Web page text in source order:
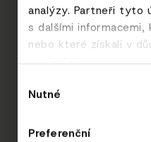
analýzy. Partneři tyto
s dalšími
nebo které získali v
jejich služby.
souhlasu
Nutné
Preferenční